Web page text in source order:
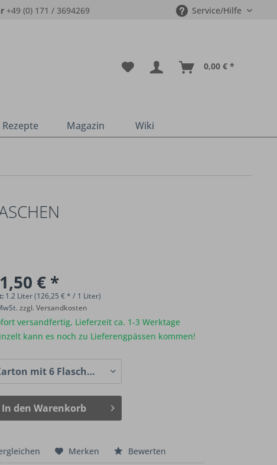
+49 (0) 171 / 3694269 Service/Hilfe
0,00 € *
Rezepte Magazin Wiki
€ *
1.2 Liter (126,25 € * / 1 Liter)
zzgl. Versandkosten
versandfertig, Lieferzeit ca. 1-3 Werktage
kann es noch zu Lieferengpässen kommen!
In den Warenkorb
Merken Bewerten